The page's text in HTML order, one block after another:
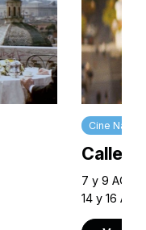
Cine
Calle
7 y 9 AGO
14 y 16